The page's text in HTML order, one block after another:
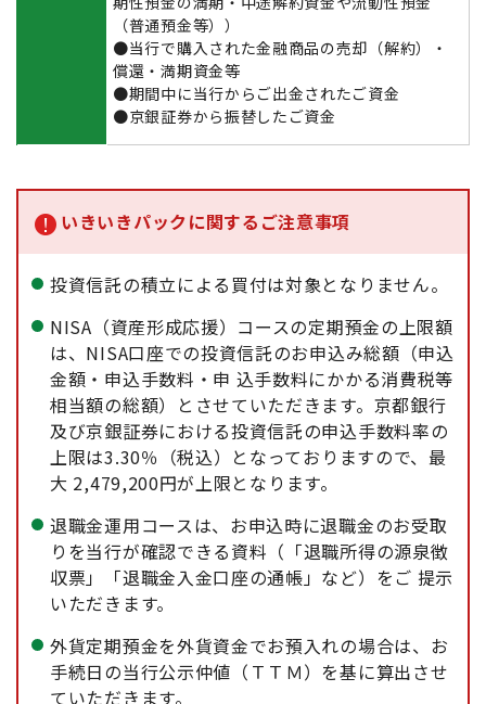
（普通預金等））
●当行で購入された金融商品の売却（解約）・
償還・満期資金等
●期間中に当行からご出金されたご資金
●京銀証券から振替したご資金
いきいきパックに関するご注意事項
投資信託の積立による買付は対象となりません。
NISA（資産形成応援）コースの定期預金の上限額
は、NISA口座での投資信託のお申込み総額（申込
金額・申込手数料・申 込手数料にかかる消費税等
相当額の総額）とさせていただきます。京都銀行
及び京銀証券における投資信託の申込手数料率の
上限は3.30％（税込）となっておりますので、最
大 2,479,200円が上限となります。
退職金運用コースは、お申込時に退職金のお受取
りを当行が確認できる資料（「退職所得の源泉徴
収票」「退職金入金口座の通帳」など）をご 提示
いただきます。
外貨定期預金を外貨資金でお預入れの場合は、お
手続日の当行公示仲値（ＴＴＭ）を基に算出させ
ていただきます。